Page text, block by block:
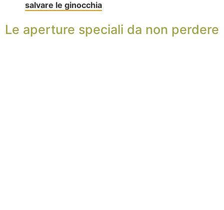
salvare le ginocchia
Le aperture speciali da non perdere